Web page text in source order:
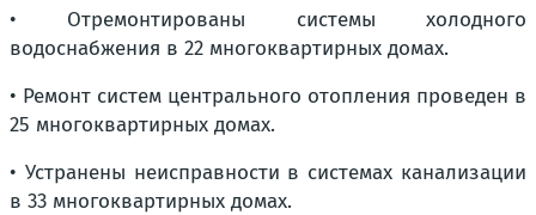
• Отремонтированы системы холодного
водоснабжения в 22 многоквартирных домах.
• Ремонт систем центрального отопления проведен в
25 многоквартирных домах.
• Устранены неисправности в системах канализации
в 33 многоквартирных домах.